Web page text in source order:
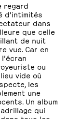
regard
d’intimités
dans
que celle
de nuit
vue. Car en
ou
vide où
les
une
Un album
qui